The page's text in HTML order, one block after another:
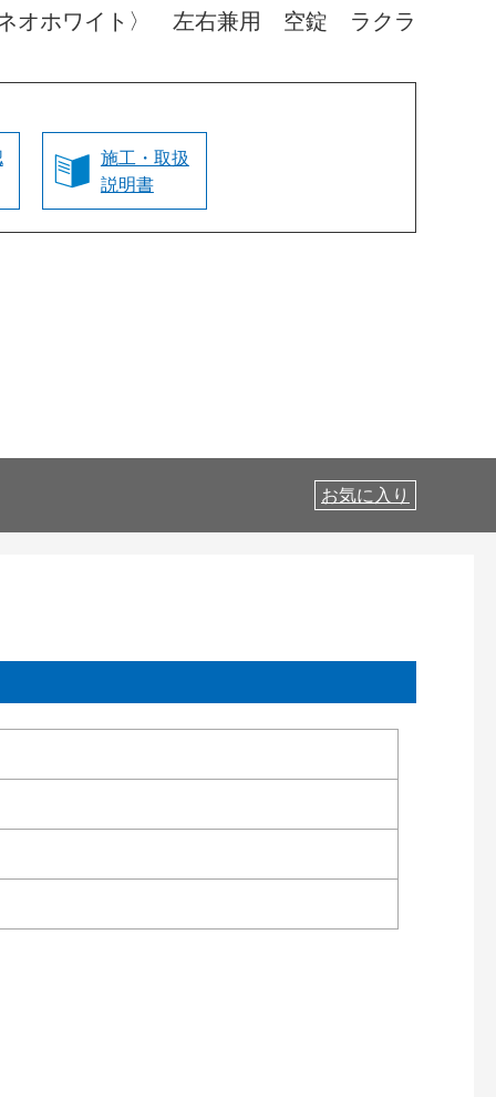
オホワイト〉 左右兼用 空錠 ラクラ
施工・取扱
説明書
お気に入り